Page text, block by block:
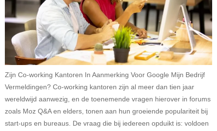
Zijn Co-working Kantoren In Aanmerking Voor Google Mijn Bedrijf
Vermeldingen? Co-working kantoren zijn al meer dan tien jaar
wereldwijd aanwezig, en de toenemende vragen hierover in forums
zoals Moz Q&A en elders, tonen aan hun groeiende populariteit bij
start-ups en bureaus. De vraag die bij iedereen opduikt is: voldoen